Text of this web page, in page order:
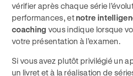
vérifier après chaque série
performances, etnotre
coaching vous indique lorsque
votre présentation à l’examen.
Si vous avez plutôt privilégié un
un livret et à la réalisation de